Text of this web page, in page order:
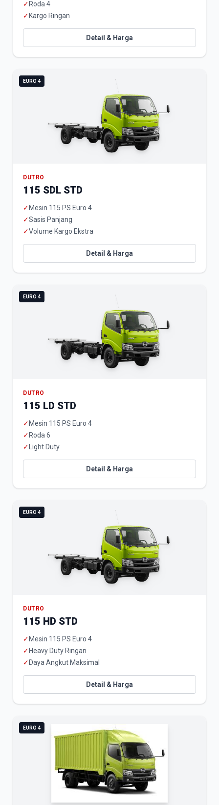
✓ Roda 4
✓ Kargo Ringan
Detail & Harga
EURO 4
DUTRO
115 SDL STD
✓ Mesin 115 PS Euro 4
✓Sasis Panjang
✓Volume Kargo Ekstra
Detail & Harga
EURO 4
DUTRO
115 LD STD
✓ Mesin 115 PS Euro 4
✓ Roda 6
✓ Light Duty
Detail & Harga
EURO 4
DUTRO
115 HD STD
✓ Mesin 115 PS Euro 4
✓ Heavy Duty Ringan
✓ Daya Angkut Maksimal
Detail & Harga
EURO 4